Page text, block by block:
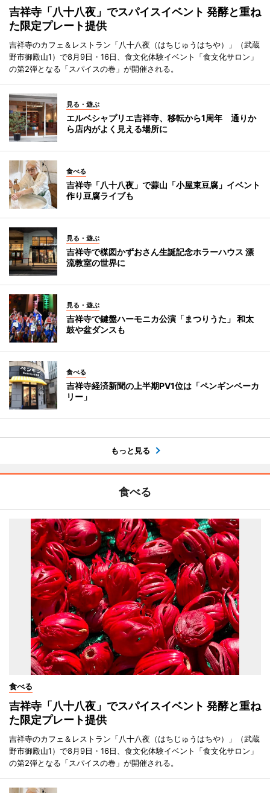
吉祥寺「八十八夜」でスパイスイベント 発酵と重ね
た限定プレート提供
吉祥寺のカフェ＆レストラン「八十八夜（はちじゅうはちや）」（武蔵
野市御殿山1）で8月9日・16日、食文化体験イベント「食文化サロン」
の第2弾となる「スパイスの巻」が開催される。
見る・遊ぶ
エルベシャプリエ吉祥寺、移転から1周年 通りか
ら店内がよく見える場所に
食べる
吉祥寺「八十八夜」で蒜山「小屋束豆腐」イベント
作り豆腐ライブも
見る・遊ぶ
吉祥寺で楳図かずおさん生誕記念ホラーハウス 漂
流教室の世界に
見る・遊ぶ
吉祥寺で鍵盤ハーモニカ公演「まつりうた」 和太
鼓や盆ダンスも
食べる
吉祥寺経済新聞の上半期PV1位は「ペンギンベーカ
リー」
もっと見る
食べる
食べる
吉祥寺「八十八夜」でスパイスイベント 発酵と重ね
た限定プレート提供
吉祥寺のカフェ＆レストラン「八十八夜（はちじゅうはちや）」（武蔵
野市御殿山1）で8月9日・16日、食文化体験イベント「食文化サロン」
の第2弾となる「スパイスの巻」が開催される。